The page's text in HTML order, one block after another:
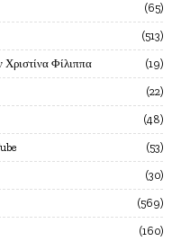
65
513
Χριστίνα Φίλιππα 19
22
48
53
30
569
160